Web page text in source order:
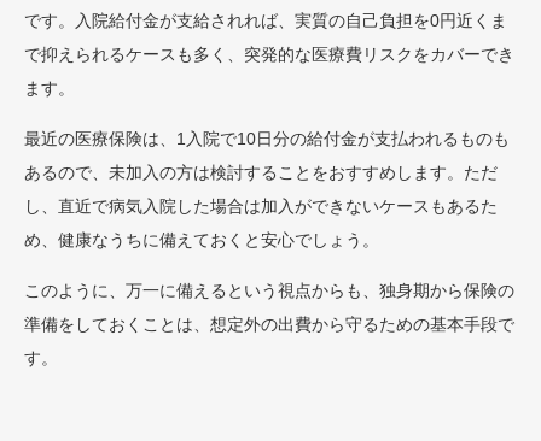
です。入院給付金が支給されれば、実質の自己負担を0円近くま
で抑えられるケースも多く、突発的な医療費リスクをカバーでき
ます。
最近の医療保険は、1入院で10日分の給付金が支払われるものも
あるので、未加入の方は検討することをおすすめします。ただ
し、直近で病気入院した場合は加入ができないケースもあるた
め、健康なうちに備えておくと安心でしょう。
このように、万一に備えるという視点からも、独身期から保険の
準備をしておくことは、想定外の出費から守るための基本手段で
す。